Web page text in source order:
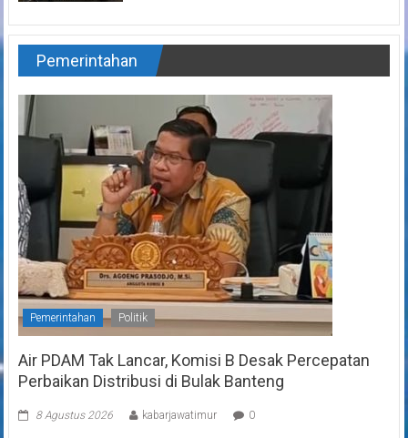
Pemerintahan
Pemerintahan Politik
Air PDAM Tak Lancar, Komisi B Desak Percepatan
Perbaikan Distribusi di Bulak Banteng
8 Agustus 2026 kabarjawatimur 0